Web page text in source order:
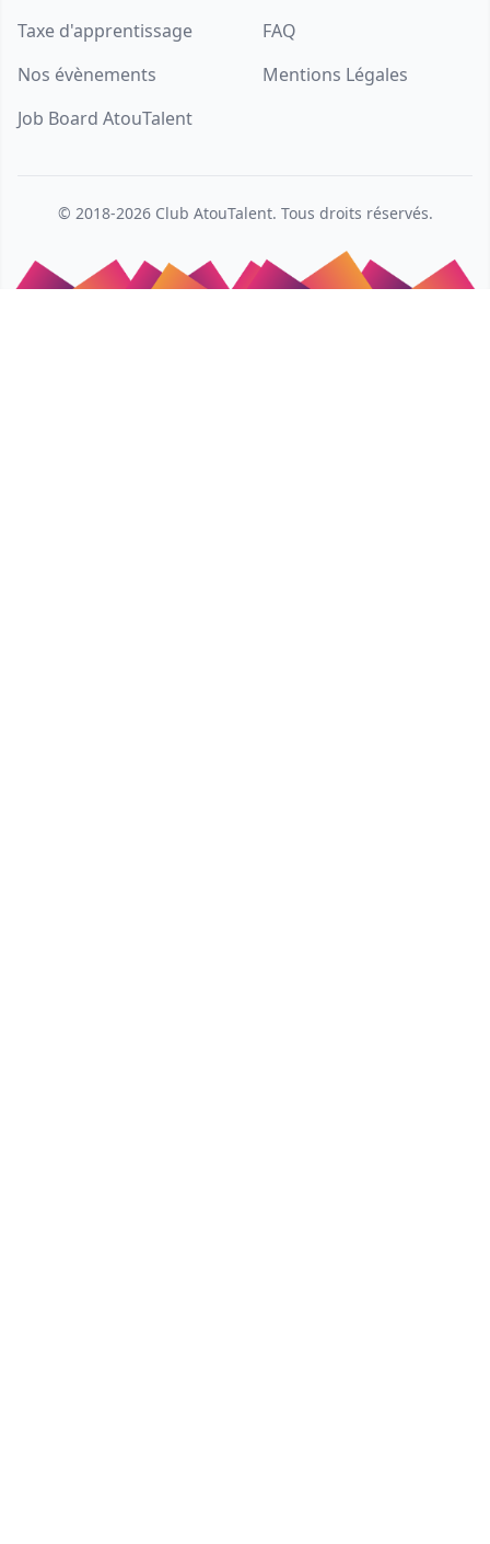
Taxe d'apprentissage
Nos évènements
Job Board AtouTalent
FAQ
Mentions Légales
© 2018-2026 Club AtouTalent. Tous droits réservés.